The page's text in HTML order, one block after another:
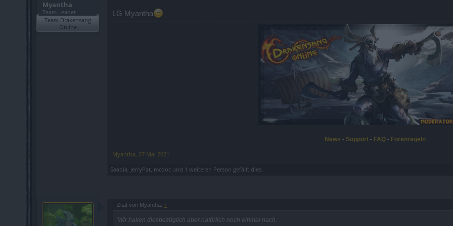
Myantha
Team Leader
Team Drakensang
Online
LG Myantha
News - Support - FAQ - Forenregeln
Myantha, 27 Mai 2021
Saabia, JerryPat, mcdoc und 1 weiteren Person gefällt dies.
Zitat von Myantha: ↑
Wir haken diesbezüglich aber natürlich noch einmal nach.